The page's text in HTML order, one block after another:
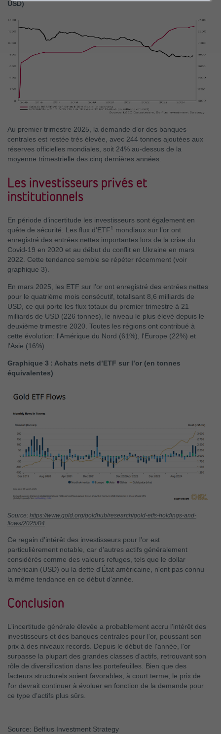
USD)
Au premier trimestre 2025, la demande d’or des banques
centrales est restée très élevée, avec 244 tonnes ajoutées aux
réserves officielles mondiales, soit 24% au-dessus de la
moyenne trimestrielle des cinq dernières années.
Les investisseurs privés et
institutionnels
En période d’incertitude les investisseurs sont également en
quête de sécurité. Les flux d’ETF1
mondiaux sur l’or ont
enregistré des entrées nettes importantes lors de la crise du
Covid-19 en 2020 et au début du conflit en Ukraine en mars
2022. Cette tendance semble se répéter récemment (voir
graphique 3).
En mars 2025, les ETF sur l'or ont enregistré des entrées nettes
pour le quatrième mois consécutif, totalisant 8,6 milliards de
USD, ce qui porte les flux totaux du premier trimestre à 21
milliards de USD (226 tonnes), le niveau le plus élevé depuis le
deuxième trimestre 2020. Toutes les régions ont contribué à
cette évolution: l'Amérique du Nord (61%), l'Europe (22%) et
l'Asie (16%).
Graphique 3 : Achats nets d’ETF sur l’or (en tonnes
équivalentes)
Source: https://www.gold.org/goldhub/research/gold-etfs-holdings-and-
flows/2025/04
Ce regain d'intérêt des investisseurs pour l'or est
particulièrement notable, car d'autres actifs généralement
considérés comme des valeurs refuges, tels que le dollar
américain (USD) ou la dette d'État américaine, n'ont pas connu
la même tendance en ce début d'année.
Conclusion
L'incertitude générale élevée a probablement accru l'intérêt des
investisseurs et des banques centrales pour l'or, poussant son
prix à des niveaux records. Depuis le début de l'année, l'or
surpasse la plupart des grandes classes d'actifs, retrouvant son
rôle de diversification dans les portefeuilles. Bien que des
facteurs structurels soient favorables, à court terme, le prix de
l'or devrait continuer à évoluer en fonction de la demande pour
ce type d’actifs plus sûrs.
Source: Belfius Investment Strategy